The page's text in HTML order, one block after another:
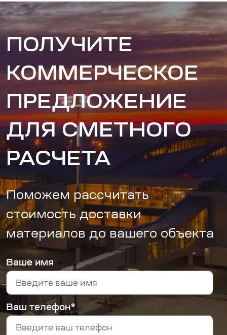
ПОЛУЧИТЕ
КОММЕРЧЕСКОЕ
ПРЕДЛОЖЕНИЕ
ДЛЯ СМЕТНОГО
РАСЧЕТА
Поможем рассчитать
стоимость доставки
материалов до вашего объекта
Ваше имя
Ваш телефон*